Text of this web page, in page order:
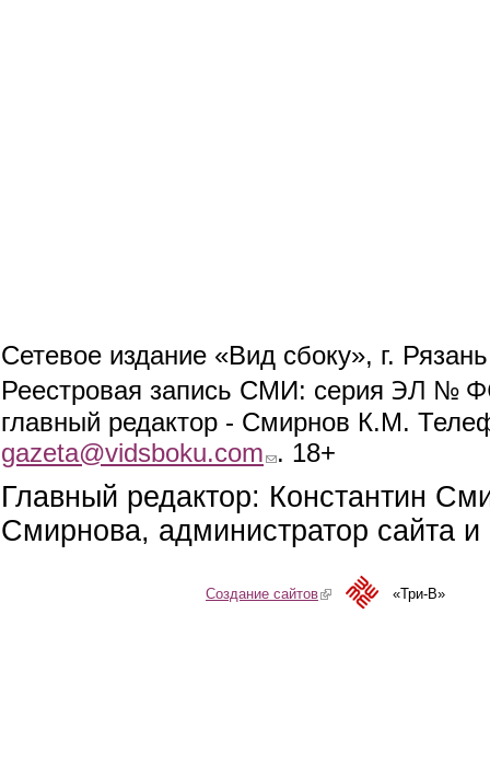
Сетевое издание «Вид сбоку», г.
Реестровая запись СМИ: серия ЭЛ №
главный редактор - Смирнов К.М.
gazeta@vidsboku.com (link sends e-mail)
. 18+
Главный редактор: Константин
Смирнова, администратор сайта
Создание сайтов(link is external)«Три-В»